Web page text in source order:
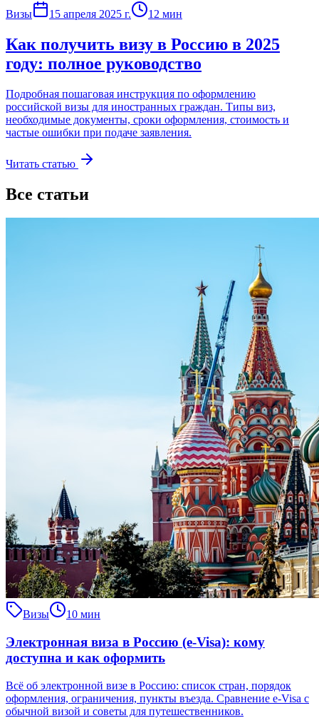
Визы 15 апреля 2025 г. 12 мин
Как получить визу в Россию в 2025
году: полное руководство
Подробная пошаговая инструкция по оформлению
российской визы для иностранных граждан. Типы виз,
необходимые документы, сроки оформления, стоимость и
частые ошибки при подаче заявления.
Читать статью
Все статьи
Визы 10 мин
Электронная виза в Россию (e-Visa): кому
доступна и как оформить
Всё об электронной визе в Россию: список стран, порядок
оформления, ограничения, пункты въезда. Сравнение e-Visa с
обычной визой и советы для путешественников.